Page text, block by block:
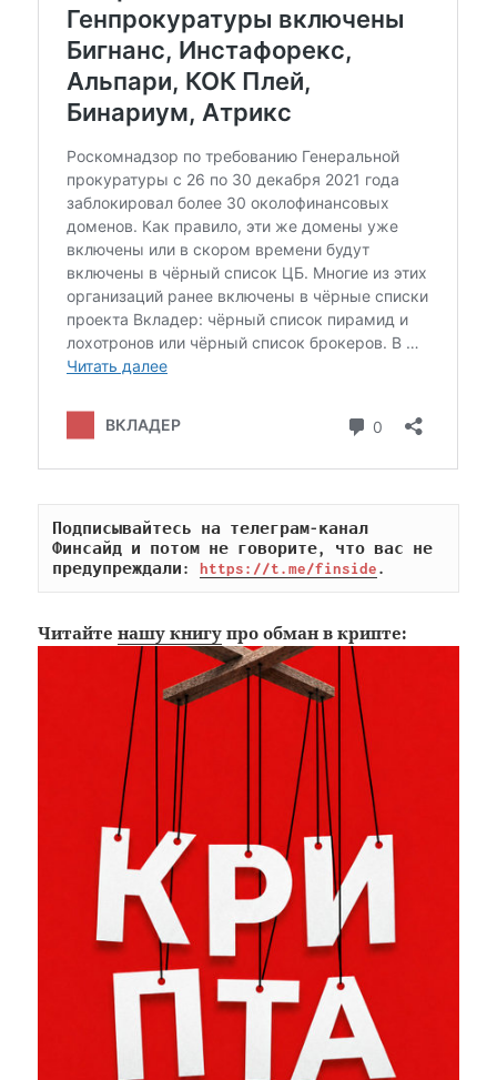
Подписывайтесь на телеграм-канал
Финсайд и потом не говорите, что вас не
предупреждали: https://t.me/finside.
Читайтенашу книгу про обман в крипте: